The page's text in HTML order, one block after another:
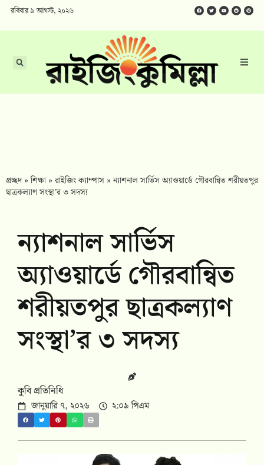
রবিবার ৯ আগস্ট, ২০২৬
প্রচ্ছদ»শিক্ষা »রাইজিং ক্যাম্পাস »ন্যাশনাল সার্ভিস অ্যাওয়ার্ডে গৌরবান্বিত শরীয়তপুর
ছাত্রকল্যাণ সংস্থা’র ৩ সদস্য
ন্যাশনাল সার্ভিস
অ্যাওয়ার্ডে গৌরবান্বিত
শরীয়তপুর ছাত্রকল্যাণ
সংস্থা’র ৩ সদস্য
কুবি প্রতিনিধি
জানুয়ারি ৭, ২০২৬ ২:০৯ পিএম